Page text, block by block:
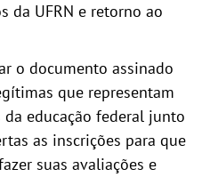
da UFRN e retorno ao
o documento assinado
que representam
educação federal junto
as inscrições para que
suas avaliações e